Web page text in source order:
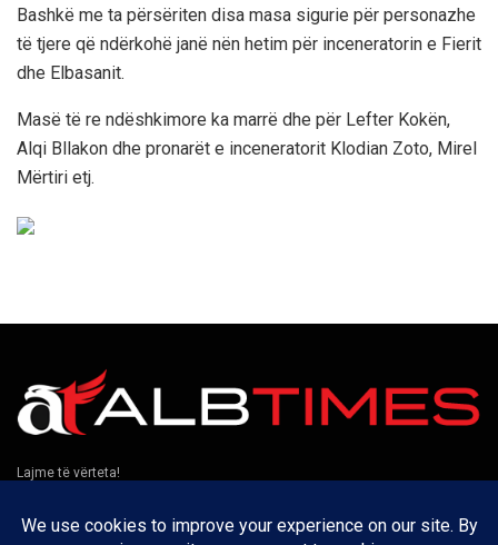
Bashkë me ta përsëriten disa masa sigurie për personazhe
të tjere që ndërkohë janë nën hetim për inceneratorin e Fierit
dhe Elbasanit.
Masë të re ndëshkimore ka marrë dhe për Lefter Kokën,
Alqi Bllakon dhe pronarët e inceneratorit Klodian Zoto, Mirel
Mërtiri etj.
Lajme të vërteta!
Të tjera